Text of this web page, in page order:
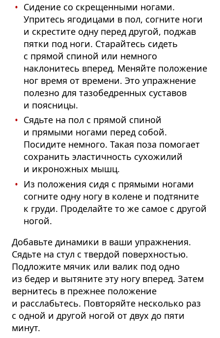
Сидение со скрещенными ногами.
Упритесь ягодицами в пол, согните ноги
и скрестите одну перед другой, поджав
пятки под ноги. Старайтесь сидеть
с прямой спиной или немного
наклонитесь вперед. Меняйте положение
ног время от времени. Это упражнение
полезно для тазобедренных суставов
и поясницы.
Сядьте на пол с прямой спиной
и прямыми ногами перед собой.
Посидите немного. Такая поза помогает
сохранить эластичность сухожилий
и икроножных мышц.
Из положения сидя с прямыми ногами
согните одну ногу в колене и подтяните
к груди. Проделайте то же самое с другой
ногой.
Добавьте динамики в ваши упражнения.
Сядьте на стул с твердой поверхностью.
Подложите мячик или валик под одно
из бедер и вытяните эту ногу вперед. Затем
вернитесь в прежнее положение
и расслабьтесь. Повторяйте несколько раз
с одной и другой ногой от двух до пяти
минут.